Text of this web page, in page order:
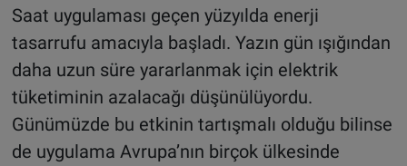
Saat uygulaması geçen yüzyılda enerji
tasarrufu amacıyla başladı. Yazın gün ışığından
daha uzun süre yararlanmak için elektrik
tüketiminin azalacağı düşünülüyordu.
Günümüzde bu etkinin tartışmalı olduğu bilinse
de uygulama Avrupa’nın birçok ülkesinde